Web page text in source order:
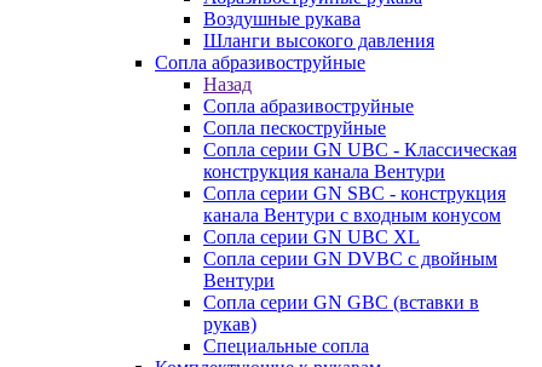
Воздушные рукава
Шланги высокого давления
Сопла абразивоструйные
Назад
Сопла абразивоструйные
Сопла пескоструйные
Сопла серии GN UBC - Классическая
конструкция канала Вентури
Сопла серии GN SBC - конструкция
канала Вентури c входным конусом
Сопла серии GN UBC XL
Сопла серии GN DVBC с двойным
Вентури
Сопла серии GN GBC (вставки в
рукав)
Специальные сопла